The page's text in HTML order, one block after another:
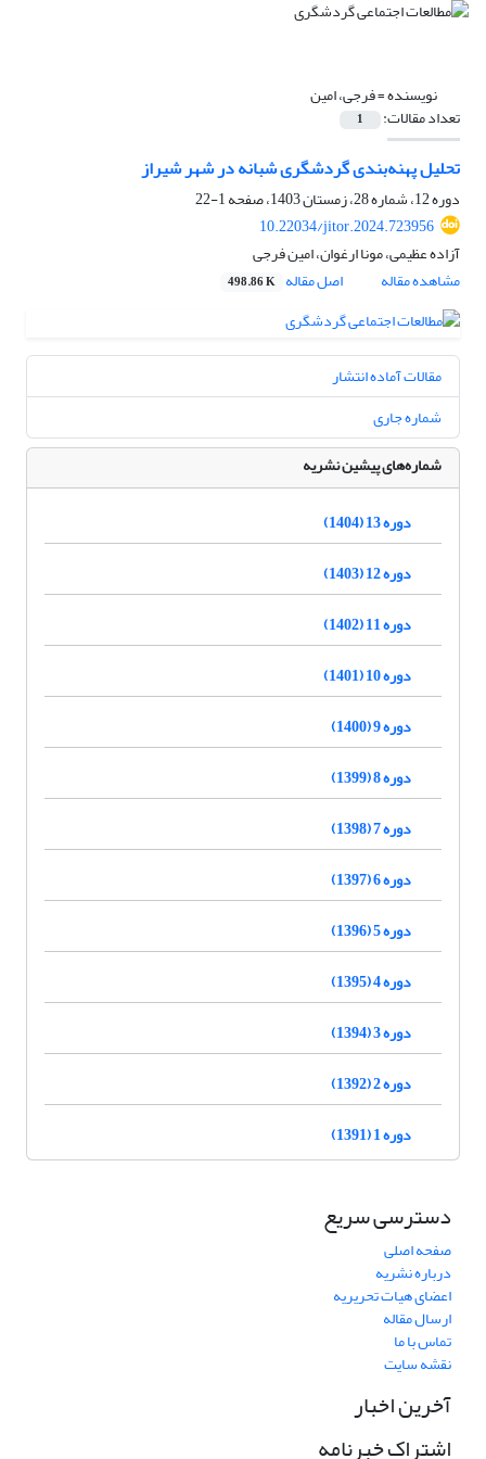
نویسنده =فرجی، امین
تعداد مقالات: 1
تحلیل پهنه‌بندی گردشگری شبانه در شهر شیراز
دوره 12، شماره 28، زمستان 1403، صفحه
1-22
10.22034/jitor.2024.723956
آزاده عظیمی، مونا ارغوان، امین فرجی
مشاهده مقاله
اصل مقاله 498.86 K
مقالات آماده انتشار
شماره جاری
شماره‌های پیشین نشریه
دوره 13 (1404)
دوره 12 (1403)
دوره 11 (1402)
دوره 10 (1401)
دوره 9 (1400)
دوره 8 (1399)
دوره 7 (1398)
دوره 6 (1397)
دوره 5 (1396)
دوره 4 (1395)
دوره 3 (1394)
دوره 2 (1392)
دوره 1 (1391)
دسترسی سریع
صفحه اصلی
درباره نشریه
اعضای هیات تحریریه
ارسال مقاله
تماس با ما
نقشه سایت
آخرین اخبار
اشتراک خبرنامه